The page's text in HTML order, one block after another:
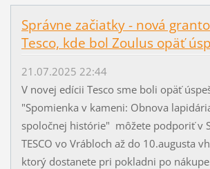
Správne začiatky - nová
Tesco, kde bol Zoulus opäť
21.07.2025 22:44
V novej edícii Tesco sme boli opäť
"Spomienka v kameni: Obnova
spoločnej histórie" môžete podporiť v
TESCO vo Vrábloch až do 10.augusta
ktorý dostanete pri pokladni po